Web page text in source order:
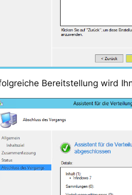
Bereitstellung wird